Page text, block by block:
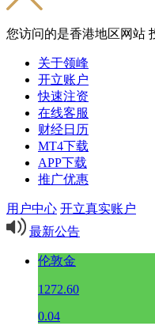
您访问的是香港地区网站
关于领峰
开立账户
快速注资
在线客服
财经日历
MT4下载
APP下载
推广优惠
用户中心 开立真实账户
最新公告
伦敦金
1272.60
0.04